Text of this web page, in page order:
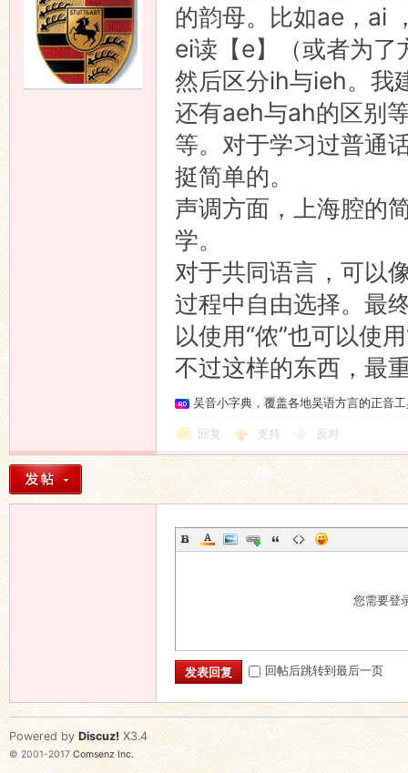
的韵母。比如ae，ai
ei读【e】（或者为了
然后区分ih与ieh。我
还有aeh与ah的区别
等。对于学习过普通
挺简单的。
声调方面，上海腔的
学。
对于共同语言，可以
过程中自由选择。最
以使用“侬”也可以使
不过这样的东西，最
吴音小字典，覆盖各地吴语方言的正音
回复 支持 反对
您需要登
发表回复 回帖后跳转到最后一页
Powered by Discuz! X3.4
© 2001-2017 Comsenz Inc.